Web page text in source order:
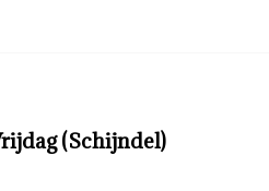
(Schijndel)